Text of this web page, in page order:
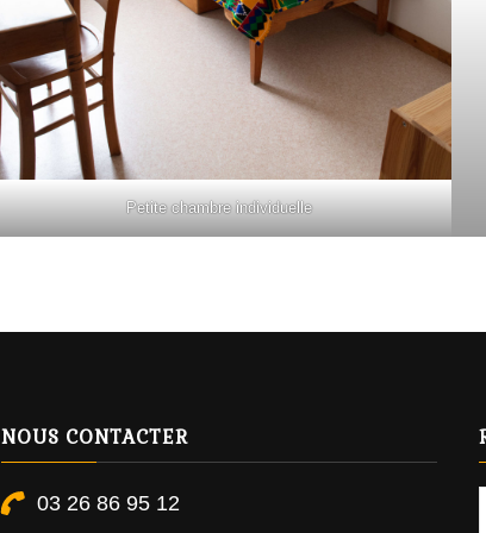
Petite chambre individuelle
NOUS CONTACTER
03 26 86 95 12